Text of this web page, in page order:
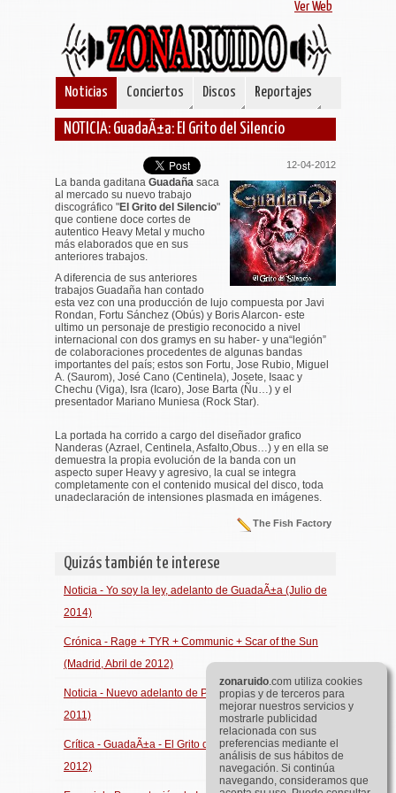
Ver Web
Noticias Conciertos Discos Reportajes
NOTICIA: GuadaÃ±a: El Grito del Silencio
12-04-2012
La banda gaditana Guadaña saca
al mercado su nuevo trabajo
discográfico "El Grito del Silencio"
que contiene doce cortes de
autentico Heavy Metal y mucho
más elaborados que en sus
anteriores trabajos.
A diferencia de sus anteriores
trabajos Guadaña han contado
esta vez con una producción de lujo compuesta por Javi
Rondan, Fortu Sánchez (Obús) y Boris Alarcon- este
ultimo un personaje de prestigio reconocido a nivel
internacional con dos gramys en su haber- y una“legión”
de colaboraciones procedentes de algunas bandas
importantes del país; estos son Fortu, Jose Rubio, Miguel
A. (Saurom), José Cano (Centinela), Josete, Isaac y
Chechu (Viga), Isra (Icaro), Jose Barta (Ñu…) y el
presentador Mariano Muniesa (Rock Star).
La portada ha corrido a cargo del diseñador grafico
Nanderas (Azrael, Centinela, Asfalto,Obus…) y en ella se
demuestra la propia evolución de la banda con un
aspecto super Heavy y agresivo, la cual se integra
completamente con el contenido musical del disco, toda
unadeclaración de intensiones plasmada en imágenes.
The Fish Factory
Quizás también te interese
Noticia - Yo soy la ley, adelanto de GuadaÃ±a (Julio de
2014)
Crónica - Rage + TYR + Communic + Scar of the Sun
(Madrid, Abril de 2012)
Noticia - Nuevo adelanto de Primal Fear (Diciembre de
2011)
Crítica - GuadaÃ±a - El Grito del Silencio (Marzo de
2012)
zonaruido.com utiliza cookies
propias y de terceros para
mejorar nuestros servicios y
mostrarle publicidad
relacionada con sus
preferencias mediante el
análisis de sus hábitos de
navegación. Si continúa
navegando, consideramos que